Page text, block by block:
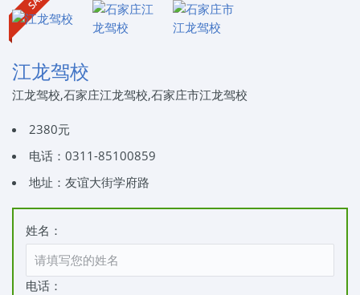
江龙驾校
江龙驾校,石家庄江龙驾校,石家庄市江龙驾校
2380元
电话：0311-85100859
地址：友谊大街学府路
姓名：
电话：